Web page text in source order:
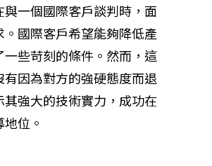
一個國際客戶談判時，面
國際客戶希望能夠降低產
些苛刻的條件。然而，這
因為對方的強硬態度而退
強大的技術實力，成功在
位。